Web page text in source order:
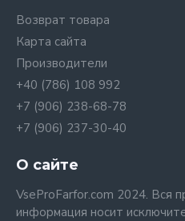
Возврат товара
Карта сайта
Производители
+40 (786) 108 992
+7 (906) 238-68-78
+7 (906) 237-30-40
О сайте
VseProFarfor.com 2024. Вся
информация носит